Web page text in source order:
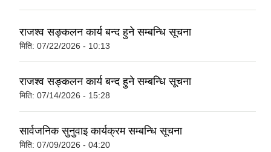
राजश्व सङ्कलन कार्य बन्द हुने सम्बन्धि सूचना
मिति: 07/22/2026 - 10:13
राजश्व सङ्कलन कार्य बन्द हुने सम्बन्धि सूचना
मिति: 07/14/2026 - 15:28
सार्वजनिक सुनुवाइ कार्यक्रम सम्बन्धि सूचना
मिति: 07/09/2026 - 04:20